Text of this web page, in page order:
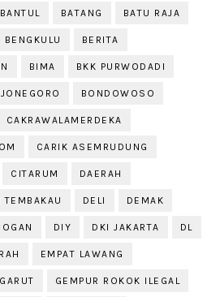
BANTUL BATANG BATU RAJA
BENGKULU BERITA
BIMA BKK PURWODADI
BONDOWOSO
CAKRAWALAMERDEKA
CARIK ASEMRUDUNG
CITARUM DAERAH
DELI DEMAK
DIY DKI JAKARTA DL
EMPAT LAWANG
GARUT GEMPUR ROKOK ILEGAL